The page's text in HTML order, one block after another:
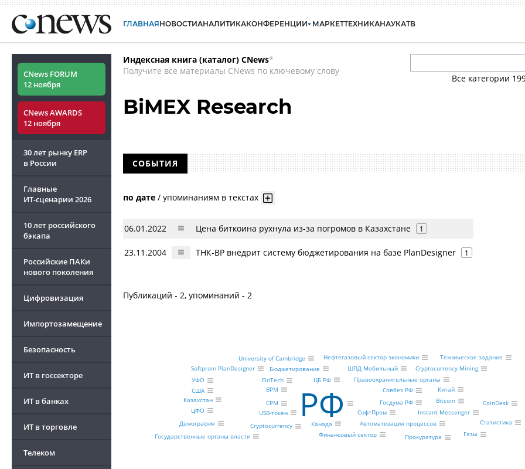
ГЛАВНАЯНОВОСТИАНАЛИТИКАКОНФЕРЕНЦИИ МАРКЕТТЕХНИКАНАУКАТВ
CNews FORUM
12 ноября
CNews AWARDS
12 ноября
30 лет рынку ERP
в России
Главные
ИТ-сценарии 2026
10 лет российского
бэкапа
Российские ПАКи
нового поколения
Цифровизация
Импортозамещение
Безопасность
ИТ в госсекторе
ИТ в банках
ИТ в торговле
Телеком
Индексная книга (каталог) CNews*
Получите все материалы CNews по ключевому слову
Все категории
BiMEX Research
СОБЫТИЯ
по дате / упоминаниям в текстах
06.01.2022 Цена биткоина рухнула из-за погромов в Казахстане 1
23.11.2004 TНК-BP внедрит систему бюджетирования на базе PlanDesigner 1
Публикаций - 2, упоминаний - 2
РФ СофтПром
Госдума РФ
Правоохранительные органы
Совбез РФ
ЦБ РФ
FinTech
BPM
Автоматизация процессов
CPM
Instant Messenger
Cryptocurrency Mining
USB-токен
Cryptocurrency
ШПД Мобильный
Бюджетирование
Bitcoin
Softprom PlanDesigner
Канада
УФО
Китай
США
Казахстан
ЦФО
Государственные органы власти
Демография
Финансовый сектор
Прокуратура Газы
Техническое задание
Статистика
Нефтегазовый сектор экономики
CoinDesk
University of Cambridge